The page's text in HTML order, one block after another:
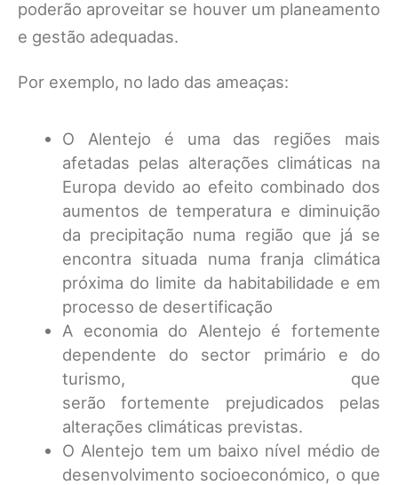
poderão aproveitar se houver um planeamento
e gestão adequadas.
Por exemplo, no lado das ameaças:
O Alentejo é uma das regiões mais
afetadas pelas alterações climáticas na
Europa devido ao efeito combinado dos
aumentos de temperatura e diminuição
da precipitação numa região que já se
encontra situada numa franja climática
próxima do limite da habitabilidade e em
processo de desertificação
A economia do Alentejo é fortemente
dependente do sector primário e do
turismo, que
serão fortemente prejudicados pelas
alterações climáticas previstas.
O Alentejo tem um baixo nível médio de
desenvolvimento socioeconómico, o que